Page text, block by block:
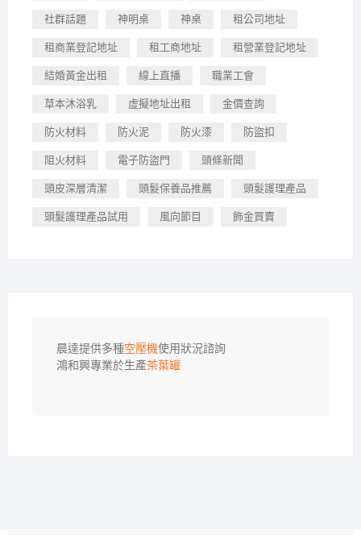
社群話題 神明桌 神桌 租公司地址
租商業登記地址 租工商地址 租營業登記地址
結婚黃金出租 線上直播 職業工會
草本沐浴乳 虛擬地址出租 金價查詢
防火材料 防火泥 防火漆 防盜扣
阻火材料 電子防盜門 頭條新聞
頭皮深層清潔 頭髮保養品推薦 頭髮護理產品
頭髮護理產品試用 風向節目 飾金買賣
晨達提供多種空壓機使用狀況諮詢
鴻和興專業於生產茶葉罐